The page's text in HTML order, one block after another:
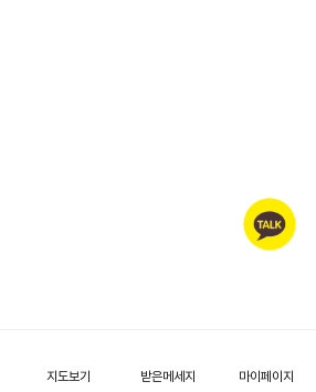
지도보기 받은메세지 마이페이지